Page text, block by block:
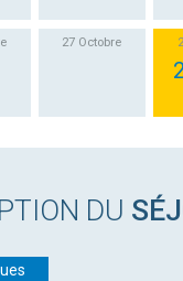
27 Octobre
DU